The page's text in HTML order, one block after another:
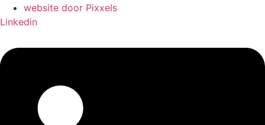
website door Pixxels
Linkedin